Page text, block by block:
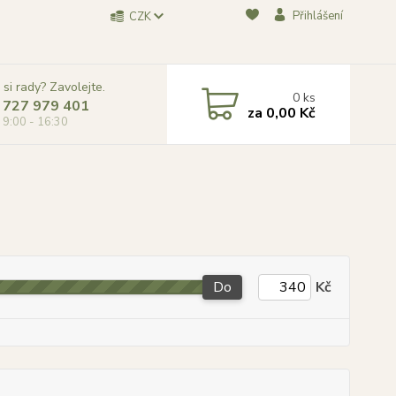
CZK Přihlášení
rady? Zavolejte.
979 401
9:00 - 16:30
0ks
za 0,00 Kč
Do Kč